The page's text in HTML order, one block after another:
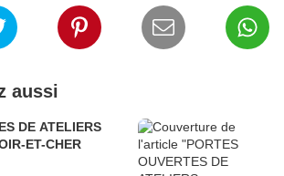
aussi
DE ATELIERS
ET-CHER